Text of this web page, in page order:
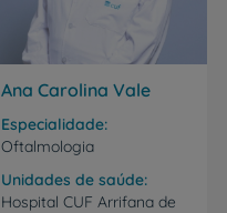
Ana Carolina Vale
Especialidade
Oftalmologia
Unidades de saúde
Hospital CUF Arrifana de